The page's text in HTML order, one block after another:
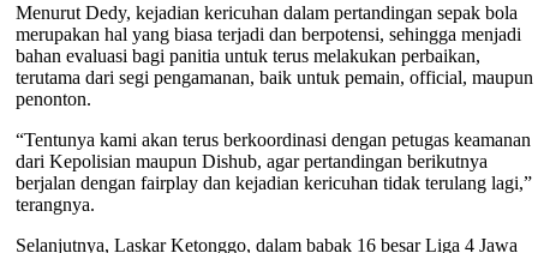
Menurut Dedy, kejadian kericuhan dalam pertandingan sepak bola
merupakan hal yang biasa terjadi dan berpotensi, sehingga menjadi
bahan evaluasi bagi panitia untuk terus melakukan perbaikan,
terutama dari segi pengamanan, baik untuk pemain, official, maupun
penonton.
“Tentunya kami akan terus berkoordinasi dengan petugas keamanan
dari Kepolisian maupun Dishub, agar pertandingan berikutnya
berjalan dengan fairplay dan kejadian kericuhan tidak terulang lagi,”
terangnya.
Selanjutnya, Laskar Ketonggo, dalam babak 16 besar Liga 4 Jawa